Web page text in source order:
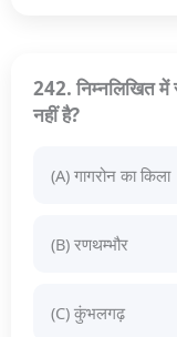
242. निम्नलिखित में
नहीं है?
(A) गागरोन का किला
(B) रणथम्भौर
(C) कुंभलगढ़